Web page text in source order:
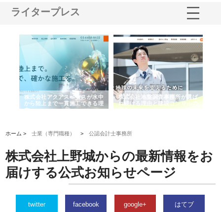
ライタープレス
アスペースが水中
一貫施工できる理
株式会社地盤調査事務所が選ば
れ続ける理由と建設コンサルの
強み
株式会社名神精工の最新
スリリース一覧と注目ト
ホーム >士業（専門職種） >公認会計士事務所
株式会社上野城からの最新情報をお
届けする公式お知らせページ
twitter facebook google+ はてブ